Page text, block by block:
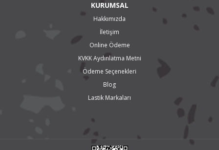
KURUMSAL
Hakkımızda
İletişim
Online Ödeme
KVKK Aydınlatma Metni
Ödeme Seçenekleri
Blog
Lastik Markaları